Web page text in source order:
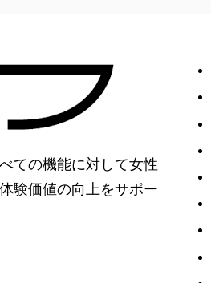
ての機能に対して女性
験価値の向上をサポー